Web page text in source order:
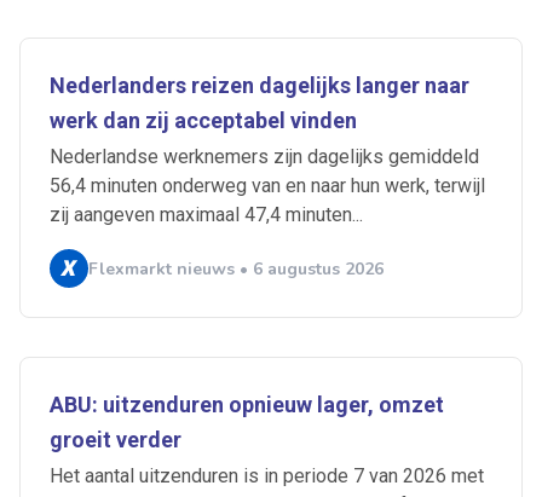
Nederlanders reizen dagelijks langer naar
werk dan zij acceptabel vinden
Nederlandse werknemers zijn dagelijks gemiddeld
56,4 minuten onderweg van en naar hun werk, terwijl
zij aangeven maximaal 47,4 minuten...
Flexmarkt nieuws • 6 augustus 2026
ABU: uitzenduren opnieuw lager, omzet
groeit verder
Het aantal uitzenduren is in periode 7 van 2026 met